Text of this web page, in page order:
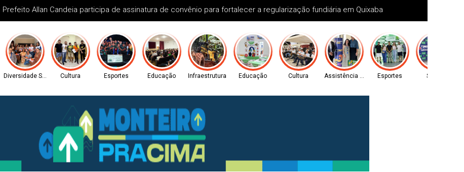
São João do Rio do Peixe promove V Ciclo Formativo e reforça compromisso com uma educação antirracista e inclusiva
Diversidade Social Cultura Esportes Educação Infraestrutura Educação Cultura Assistência Social Esportes Saúde